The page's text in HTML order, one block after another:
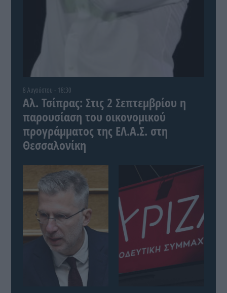
8 Αυγούστου - 18:30
Αλ. Τσίπρας: Στις 2 Σεπτεμβρίου η
παρουσίαση του οικονομικού
προγράμματος της ΕΛ.Α.Σ. στη
Θεσσαλονίκη